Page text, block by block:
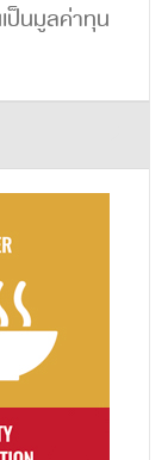
ป็นมูลค่าทุน